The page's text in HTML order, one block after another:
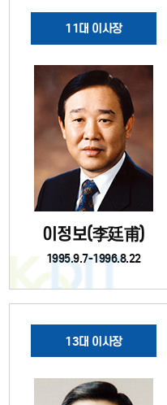
11대 이사장
이정보(李廷甫)
1995.9.7-1996.8.22
13대 이사장